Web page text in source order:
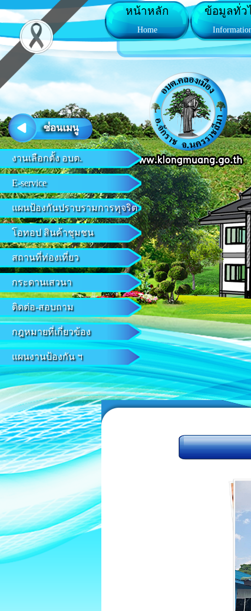
งานเลือกตั้ง อบต.
E-service
แผนป้องกันปราบรามการทุจริต
โอทอป สินค้าชุมชน
สถานที่ท่องเที่ยว
กระดานเสวนา
ติดต่อ-สอบถาม
กฎหมายที่เกี่ยวข้อง
แผนงานป้องกัน ฯ
หน้าหลัก
Home
ข้อมูลทั่ว